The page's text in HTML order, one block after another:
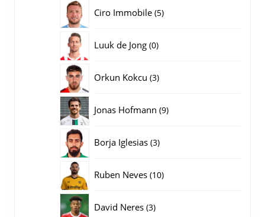
Ciro Immobile 55
Luuk de Jong 00
Orkun Kokcu 33
Jonas Hofmann 99
Borja Iglesias 33
Ruben Neves 1010
David Neres 33